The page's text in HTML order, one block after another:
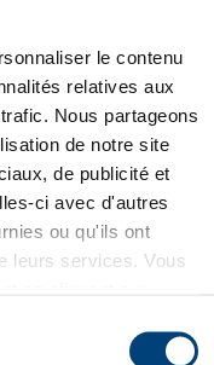
le contenu
relatives aux
Nous partageons
de notre site
de publicité et
ci avec d'autres
ou qu'ils ont
leurs services. Vous
de liaison
d’implantation
immédiatement
Allemagne et un
autre formalité.
la
image auprès de vos
optimiser son
à la fiscalité directe,